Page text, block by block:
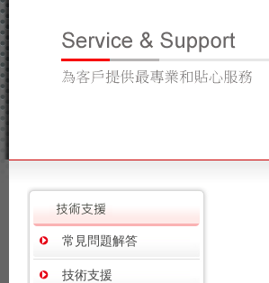
常見問題解答
技術支援